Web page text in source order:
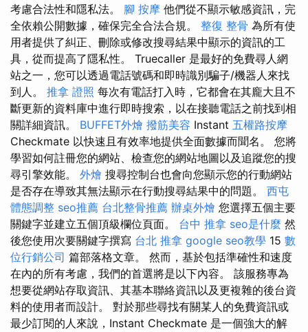
考慮合法性和隱私法。 腳 按摩 他們從不顯示敏感資訊，完
全依賴公開數據，確保完全合法合規。 整復 整骨 為所有使
用者提供了糾正、刪除或修改搜尋結果中顯示的資訊的工
具，從而提高了隱私性。 Truecaller 是最好的免費尋人網
站之一，您可以透過電話號碼和即時識別騙子/機器人來找
到人。 推拿 證照 每次有電話打入時，它都會在其龐大且不
斷更新的資料庫中進行即時搜索，以在接聽電話之前找到相
關詳細資訊。 BUFFET外燴 撥筋美容 Instant 五權路按摩
Checkmate 以快速且有效率地提供全面數據而聞名。 您將
學習如何註冊您的網站、檢查您的網站地圖以及追蹤您的搜
尋引擎效能。 外燴 搜尋控制台也會向您顯示您的行動網站
是否存在導致其無法顯示在行動搜尋結果中的問題。 西屯
體態調整 seo推薦 台北整骨推薦 辦桌外燴 您選擇五個主要
關鍵字並建立五個頂級欄位頁面。 台中 推拿 seo是什麼 然
後您使用次要關鍵字撰寫 台北 推拿 google seo教學 15 數
位行銷公司 篇部落格文章。 然而，基於包括準確性和速度
在內的所有考慮，我們的首選將是以下內容。 該服務專為
想要從網站存取資訊、其基本聯絡資訊以及更複雜的後台資
料的使用者而設計。 對於那些尋找有關某人的免費資訊或
最少訂閱的人來說，Instant Checkmate 是一個強大的解